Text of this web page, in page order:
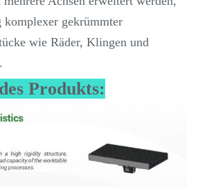
komplexer gekrümmter
wie Räder, Klingen und
Produkts: